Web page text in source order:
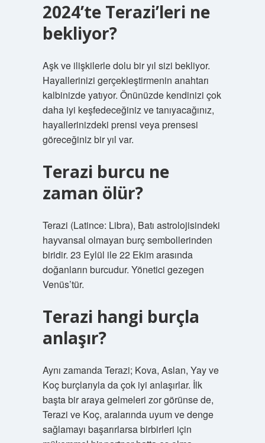
2024’te Terazi’leri ne
bekliyor?
Aşk ve ilişkilerle dolu bir yıl sizi bekliyor.
Hayallerinizi gerçekleştirmenin anahtarı
kalbinizde yatıyor. Önünüzde kendinizi çok
daha iyi keşfedeceğiniz ve tanıyacağınız,
hayallerinizdeki prensi veya prensesi
göreceğiniz bir yıl var.
Terazi burcu ne
zaman ölür?
Terazi (Latince: Libra), Batı astrolojisindeki
hayvansal olmayan burç sembollerinden
biridir. 23 Eylül ile 22 Ekim arasında
doğanların burcudur. Yönetici gezegen
Venüs’tür.
Terazi hangi burçla
anlaşır?
Aynı zamanda Terazi; Kova, Aslan, Yay ve
Koç burçlarıyla da çok iyi anlaşırlar. İlk
başta bir araya gelmeleri zor görünse de,
Terazi ve Koç, aralarında uyum ve denge
sağlamayı başarırlarsa birbirleri için